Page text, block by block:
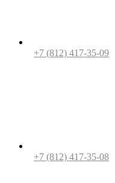
+7 (812) 417-35-09
+7 (812) 417-35-08